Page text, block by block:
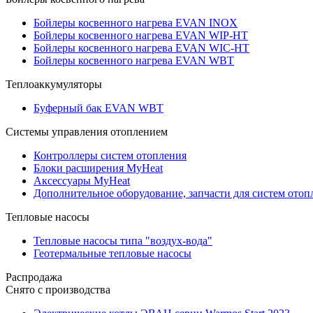
Бойлеры косвенного нагрева EVAN INOX
Бойлеры косвенного нагрева EVAN WIP-HT
Бойлеры косвенного нагрева EVAN WIC-HT
Бойлеры косвенного нагрева EVAN WBT
Теплоаккумуляторы
Буферный бак EVAN WBT
Системы управления отоплением
Контроллеры систем отопления
Блоки расширения MyHeat
Аксессуары MyHeat
Дополнительное оборудование, запчасти для систем
Тепловые насосы
Тепловые насосы типа "воздух-вода"
Геотермальные тепловые насосы
Распродажа
Снято с производства